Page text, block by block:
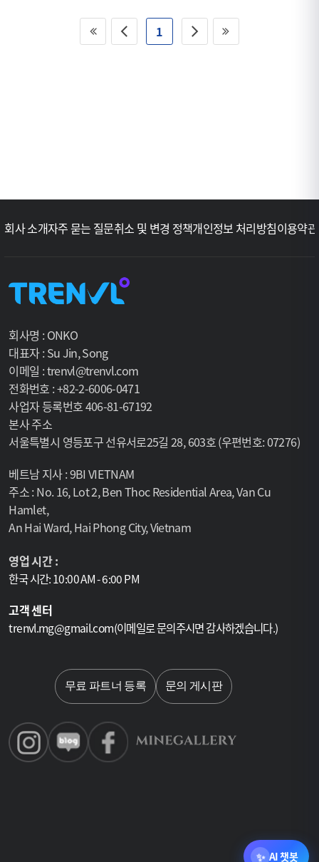
1
회사 소개자주 묻는 질문취소 및 변경 정책개인정보 처리방침이용약관
회사명 : ONKO
대표자 : Su Jin, Song
이메일 : trenvl@trenvl.com
전화번호 : +82-2-6006-0471
사업자 등록번호 406-81-67192
본사 주소
서울특별시 영등포구 선유서로25길 28, 603호 (우편번호: 07276)
베트남 지사 : 9BI VIETNAM
주소 : No. 16, Lot 2, Ben Thoc Residential Area, Van Cu
Hamlet,
An Hai Ward, Hai Phong City, Vietnam
영업 시간 :
한국 시간: 10:00 AM - 6:00 PM
고객 센터
trenvl.mg@gmail.com(이메일로 문의주시면 감사하겠습니다.)
무료 파트너 등록 문의 게시판
✨ AI 챗봇